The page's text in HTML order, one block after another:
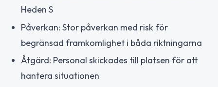
Heden S
Påverkan: Stor påverkan med risk för
begränsad framkomlighet i båda riktningarna
Åtgärd: Personal skickades till platsen för att
hantera situationen